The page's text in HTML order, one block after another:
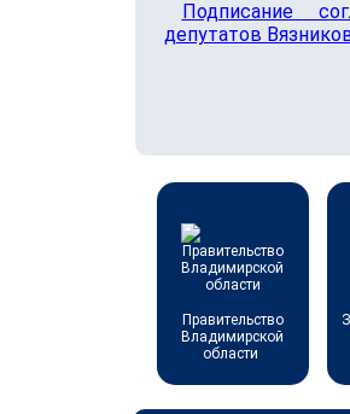
Подписание
депутатов
Правительство
Владимирской
области